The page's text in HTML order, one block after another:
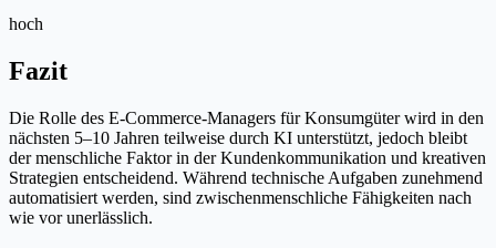
hoch
Fazit
Die Rolle des E-Commerce-Managers für Konsumgüter wird in den
nächsten 5–10 Jahren teilweise durch KI unterstützt, jedoch bleibt
der menschliche Faktor in der Kundenkommunikation und kreativen
Strategien entscheidend. Während technische Aufgaben zunehmend
automatisiert werden, sind zwischenmenschliche Fähigkeiten nach
wie vor unerlässlich.